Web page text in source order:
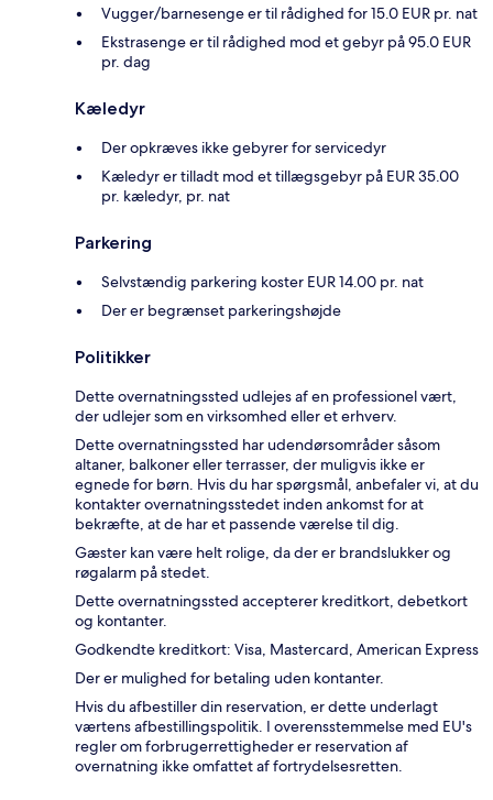
Vugger/barnesenge er til rådighed for 15.0 EUR pr. nat
Ekstrasenge er til rådighed mod et gebyr på 95.0 EUR
pr. dag
Kæledyr
Der opkræves ikke gebyrer for servicedyr
Kæledyr er tilladt mod et tillægsgebyr på EUR 35.00
pr. kæledyr, pr. nat
Parkering
Selvstændig parkering koster EUR 14.00 pr. nat
Der er begrænset parkeringshøjde
Politikker
Dette overnatningssted udlejes af en professionel vært,
der udlejer som en virksomhed eller et erhverv.
Dette overnatningssted har udendørsområder såsom
altaner, balkoner eller terrasser, der muligvis ikke er
egnede for børn. Hvis du har spørgsmål, anbefaler vi, at du
kontakter overnatningsstedet inden ankomst for at
bekræfte, at de har et passende værelse til dig.
Gæster kan være helt rolige, da der er brandslukker og
røgalarm på stedet.
Dette overnatningssted accepterer kreditkort, debetkort
og kontanter.
Godkendte kreditkort: Visa, Mastercard, American Express
Der er mulighed for betaling uden kontanter.
Hvis du afbestiller din reservation, er dette underlagt
værtens afbestillingspolitik. I overensstemmelse med EU's
regler om forbrugerrettigheder er reservation af
overnatning ikke omfattet af fortrydelsesretten.